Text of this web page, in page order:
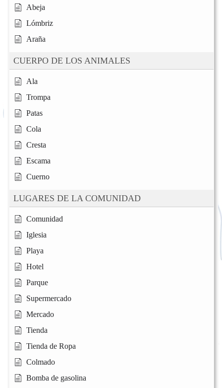
Abeja
Lómbriz
Araña
CUERPO DE LOS ANIMALES
Ala
Trompa
Patas
Cola
Cresta
Escama
Cuerno
LUGARES DE LA COMUNIDAD
Comunidad
Iglesia
Playa
Hotel
Parque
Supermercado
Mercado
Tienda
Tienda de Ropa
Colmado
Bomba de gasolina